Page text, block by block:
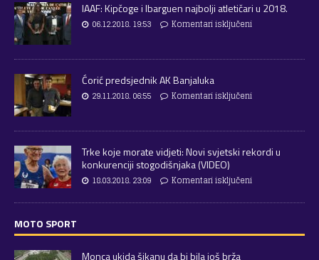
IAAF: Kipčoge i Ibarguen najbolji atletičari u 2018.
06.12.2018. 19:53 Komentari isključeni
Ćorić predsjednik AK Banjaluka
29.11.2018. 06:55 Komentari isključeni
Trke koje morate vidjeti: Novi svjetski rekordi u
konkurenciji stogodišnjaka (VIDEO)
18.03.2018. 23:09 Komentari isključeni
MOTO SPORT
Monca ukida šikanu da bi bila još brža